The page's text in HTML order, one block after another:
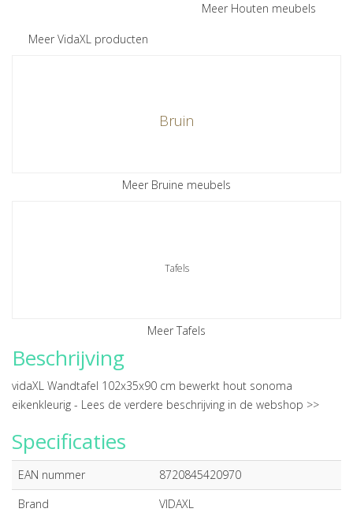
Meer VidaXL producten
Meer Houten meubels
Bruin
Meer Bruine meubels
Tafels
Meer Tafels
Beschrijving
vidaXL Wandtafel 102x35x90 cm bewerkt hout sonoma
eikenkleurig - Lees de verdere beschrijving in de webshop >>
Specificaties
EAN nummer
8720845420970
Brand
VIDAXL